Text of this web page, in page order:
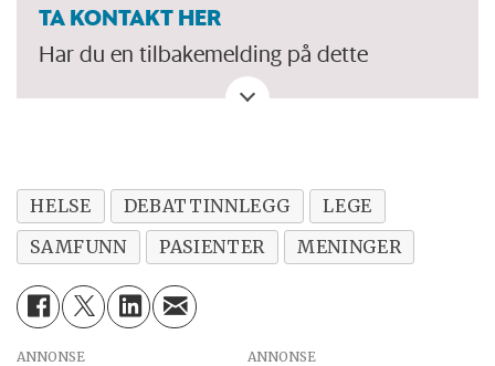
TA KONTAKT HER
Har du en tilbakemelding på dette
debattinnlegget. Eller spørsmål, ros eller
HELSE DEBATTINNLEGG
LEGE
SAMFUNN
PASIENTER MENINGER
ANNONSE